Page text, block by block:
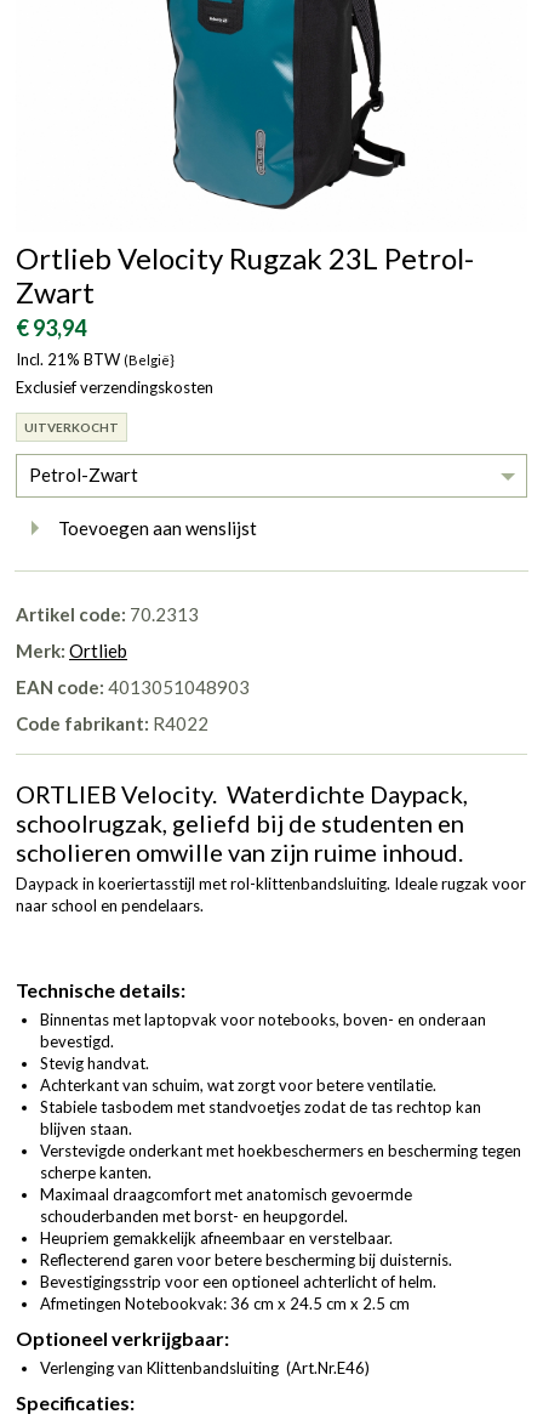
Ortlieb Velocity Rugzak 23L Petrol-
Zwart
€ 93,94
Incl. 21% BTW (België}
Exclusief verzendingskosten
UITVERKOCHT
Petrol-Zwart
Toevoegen aan wenslijst
Artikel code: 70.2313
Merk: Ortlieb
EAN code: 4013051048903
Code fabrikant: R4022
ORTLIEB Velocity. Waterdichte Daypack,
schoolrugzak, geliefd bij de studenten en
scholieren omwille van zijn ruime inhoud.
Daypack in koeriertasstijl met rol-klittenbandsluiting. Ideale rugzak voor
naar school en pendelaars.
Technische details:
Binnentas met laptopvak voor notebooks, boven- en onderaan
bevestigd.
Stevig handvat.
Achterkant van schuim, wat zorgt voor betere ventilatie.
Stabiele tasbodem met standvoetjes zodat de tas rechtop kan
blijven staan.
Verstevigde onderkant met hoekbeschermers en bescherming tegen
scherpe kanten.
Maximaal draagcomfort met anatomisch gevoermde
schouderbanden met borst- en heupgordel.
Heupriem gemakkelijk afneembaar en verstelbaar.
Reflecterend garen voor betere bescherming bij duisternis.
Bevestigingsstrip voor een optioneel achterlicht of helm.
Afmetingen Notebookvak: 36 cm x 24.5 cm x 2.5 cm
Optioneel verkrijgbaar:
Verlenging van Klittenbandsluiting (Art.Nr.E46)
Specificaties: